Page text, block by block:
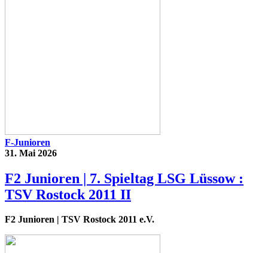
F-Junioren
31. Mai 2026
F2 Junioren | 7. Spieltag LSG Lüssow :
TSV Rostock 2011 II
F2 Junioren | TSV Rostock 2011 e.V.